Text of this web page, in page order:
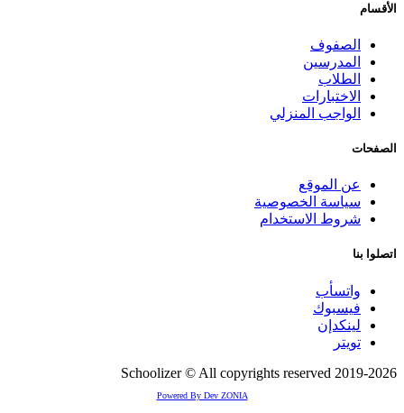
الأقسام
الصفوف
المدرسين
الطلاب
الاختبارات
الواجب المنزلي
الصفحات
عن الموقع
سياسة الخصوصية
شروط الاستخدام
اتصلوا بنا
واتسأب
فيسبوك
لينكدإن
تويتر
2019-2026 Schoolizer © All copyrights reserved
Powered By Dev ZONIA